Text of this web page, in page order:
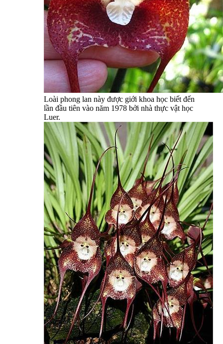
Loài phong lan này được giới khoa học biết đến
lần đầu tiên vào năm 1978 bởi nhà thực vật học
Luer.